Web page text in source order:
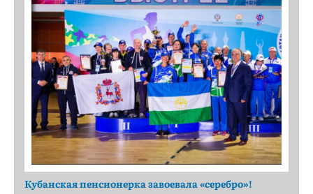
Кубанская пенсионерка завоевала «серебро»!